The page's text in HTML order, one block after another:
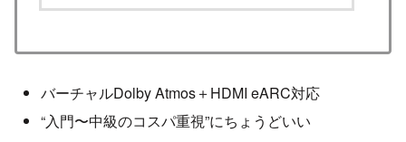
バーチャルDolby Atmos＋HDMI eARC対応
“入門〜中級のコスパ重視”にちょうどいい